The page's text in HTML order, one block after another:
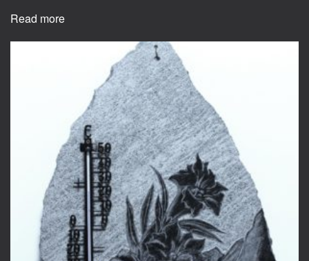
Read more